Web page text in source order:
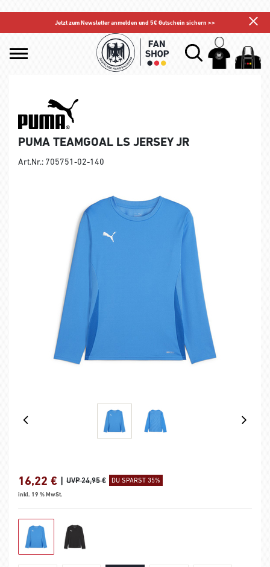
Jetzt zum Newsletter anmelden und 5€ Gutschein sichern >>
PUMA TEAMGOAL LS JERSEY JR
Art.Nr.: 705751-02-140
16,22 € | UVP 24,95 € DU SPARST 35%
inkl. 19 % MwSt.